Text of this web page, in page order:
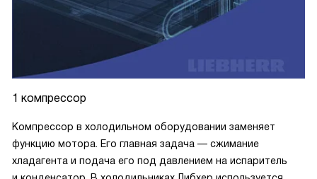
1 компрессор
Компрессор в холодильном оборудовании заменяет
функцию мотора. Его главная задача — сжимание
хладагента и подача его под давлением на испаритель